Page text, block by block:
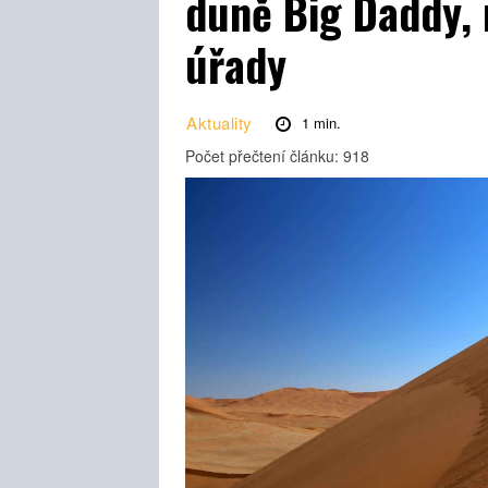
úřady
Aktuality 1 min.
Počet přečtení článku: 918